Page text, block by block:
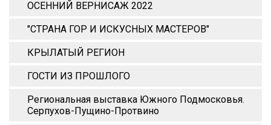
ОСЕННИЙ ВЕРНИСАЖ 2022
"СТРАНА ГОР И ИСКУСНЫХ МАСТЕРОВ"
КРЫЛАТЫЙ РЕГИОН
ГОСТИ ИЗ ПРОШЛОГО
Региональная выставка Южного Подмосковья.
Серпухов-Пущино-Протвино